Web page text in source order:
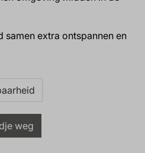
samen extra ontspannen en
weg